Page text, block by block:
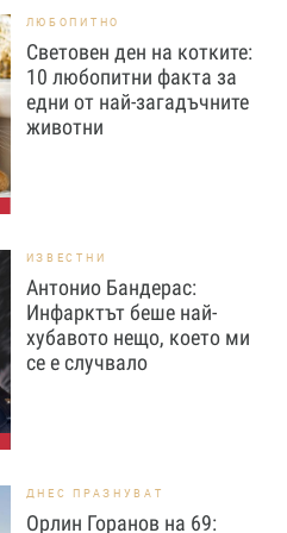
ЛЮБОПИТНО
Световен ден на котките:
10 любопитни факта за
едни от най-загадъчните
животни
ИЗВЕСТНИ
Антонио Бандерас:
Инфарктът беше най-
хубавото нещо, което ми
се е случвало
ДНЕС ПРАЗНУВАТ
Орлин Горанов на 69: